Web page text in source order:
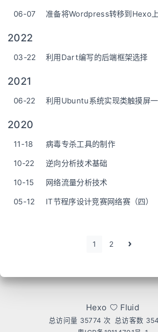
06-07
准备将Wordpress转移到Hexo
2022
03-22 利用Dart编写的后端框架选择
2021
06-22 利用Ubuntu系统实现类触摸屏
2020
11-18
病毒专杀工具的制作
10-22
逆向分析技术基础
10-15
网络流量分析技术
05-12
IT节程序设计竞赛网络赛（四）
1 2
Hexo Fluid
总访问量 35774 次 总访客数